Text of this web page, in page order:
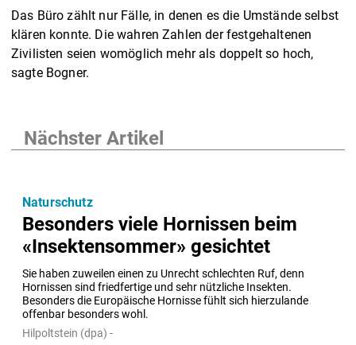
Das Büro zählt nur Fälle, in denen es die Umstände selbst
klären konnte. Die wahren Zahlen der festgehaltenen
Zivilisten seien womöglich mehr als doppelt so hoch,
sagte Bogner.
Nächster Artikel
Besonders viele Hornissen beim
«Insektensommer» gesichtet
Sie haben zuweilen einen zu Unrecht schlechten Ruf, denn
Hornissen sind friedfertige und sehr nützliche Insekten.
Besonders die Europäische Hornisse fühlt sich hierzulande
offenbar besonders wohl.
Naturschutz
Hilpoltstein (dpa) -